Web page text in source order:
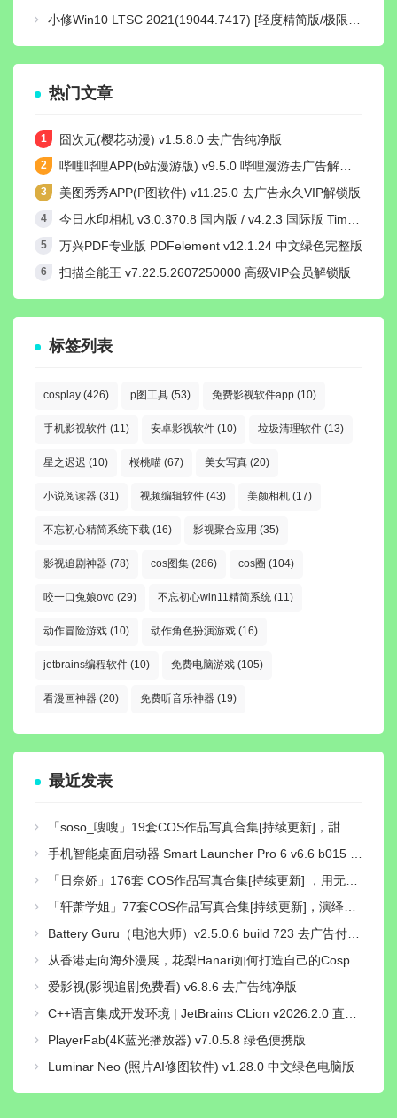
小修Win10 LTSC 2021(19044.7417) [轻度精简版/极限精简版]
热门文章
囧次元(樱花动漫) v1.5.8.0 去广告纯净版
哔哩哔哩APP(b站漫游版) v9.5.0 哔哩漫游去广告解除版权受限
美图秀秀APP(P图软件) v11.25.0 去广告永久VIP解锁版
今日水印相机 v3.0.370.8 国内版 / v4.2.3 国际版 Timemark高级VIP会员解锁版
万兴PDF专业版 PDFelement v12.1.24 中文绿色完整版
扫描全能王 v7.22.5.2607250000 高级VIP会员解锁版
标签列表
cosplay (426) p图工具 (53) 免费影视软件app (10)
手机影视软件 (11) 安卓影视软件 (10) 垃圾清理软件 (13)
星之迟迟 (10) 桜桃喵 (67) 美女写真 (20)
小说阅读器 (31) 视频编辑软件 (43) 美颜相机 (17)
不忘初心精简系统下载 (16) 影视聚合应用 (35)
影视追剧神器 (78) cos图集 (286) cos圈 (104)
咬一口兔娘ovo (29) 不忘初心win11精简系统 (11)
动作冒险游戏 (10) 动作角色扮演游戏 (16)
jetbrains编程软件 (10) 免费电脑游戏 (105)
看漫画神器 (20) 免费听音乐神器 (19)
最近发表
「soso_嗖嗖」19套COS作品写真合集[持续更新]，甜美系Coser作品与社交账号介绍
手机智能桌面启动器 Smart Launcher Pro 6 v6.6 b015 付费高级版
「日奈娇」176套 COS作品写真合集[持续更新] ，用无敌童颜的魅力征服了无数粉丝的心
「轩萧学姐」77套COS作品写真合集[持续更新]，演绎二次元梦想的使者
Battery Guru（电池大师）v2.5.0.6 build 723 去广告付费汉化解锁版
从香港走向海外漫展，花梨Hanari如何打造自己的Cosplay个人品牌？
爱影视(影视追剧免费看) v6.8.6 去广告纯净版
C++语言集成开发环境 | JetBrains CLion v2026.2.0 直装激活版
PlayerFab(4K蓝光播放器) v7.0.5.8 绿色便携版
Luminar Neo (照片AI修图软件) v1.28.0 中文绿色电脑版